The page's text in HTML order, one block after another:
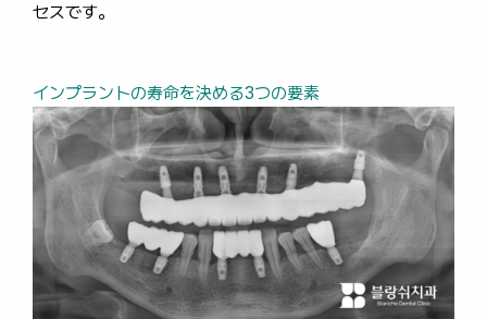
セスです。
インプラントの寿命を決める3つの要素